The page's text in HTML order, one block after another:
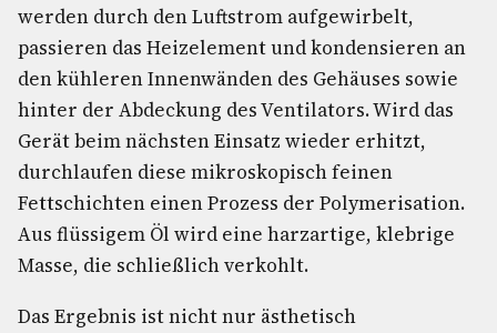
werden durch den Luftstrom aufgewirbelt,
passieren das Heizelement und kondensieren an
den kühleren Innenwänden des Gehäuses sowie
hinter der Abdeckung des Ventilators. Wird das
Gerät beim nächsten Einsatz wieder erhitzt,
durchlaufen diese mikroskopisch feinen
Fettschichten einen Prozess der Polymerisation.
Aus flüssigem Öl wird eine harzartige, klebrige
Masse, die schließlich verkohlt.
Das Ergebnis ist nicht nur ästhetisch